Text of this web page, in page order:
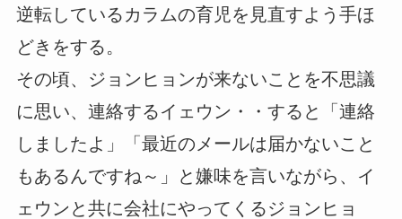
逆転しているカラムの育児を見直すよう手ほ
どきをする。
その頃、ジョンヒョンが来ないことを不思議
に思い、連絡するイェウン・・すると「連絡
しましたよ」「最近のメールは届かないこと
もあるんですね～」と嫌味を言いながら、イ
ェウンと共に会社にやってくるジョンヒョ